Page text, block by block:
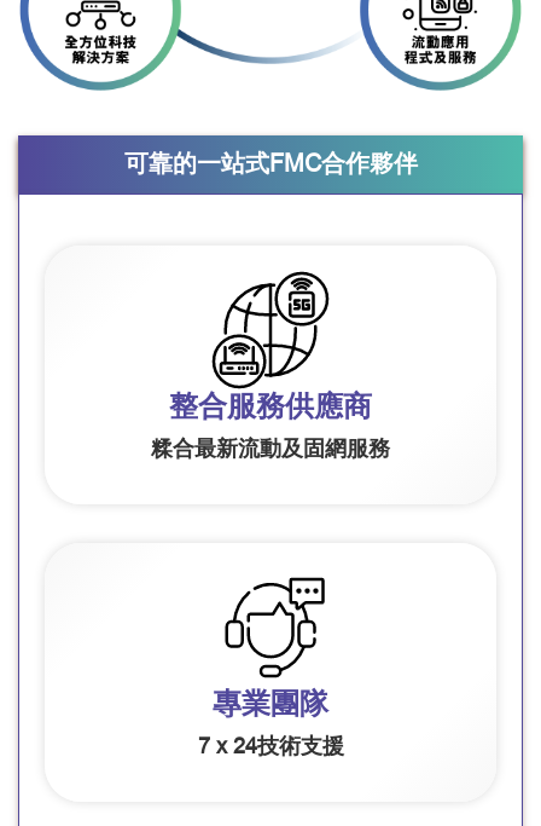
可靠的一站式FMC合作夥伴
整合服務供應商
糅合最新流動及固網服務
專業團隊
7 x 24技術支援